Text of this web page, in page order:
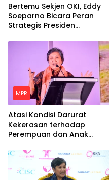
Bertemu Sekjen OKI, Eddy
Soeparno Bicara Peran
Strategis Presiden
Islam
MPR
Atasi Kondisi Darurat
Kekerasan terhadap
Perempuan dan Anak